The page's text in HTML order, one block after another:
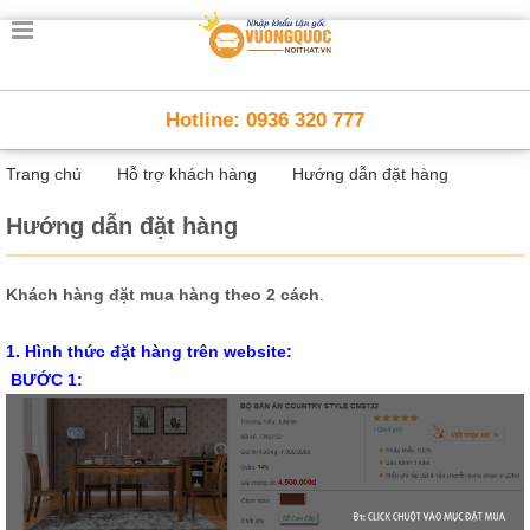
Trang
Thông
Minh
thất
thông
minh
Nội
Trẻ
Em
Giường
học, tủ
sách
Nội
Hotline: 0936 320 777
Trang chủ Hỗ trợ khách hàng Hướng dẫn đặt hàng
Hướng dẫn đặt hàng
Khách hàng đặt mua hàng theo 2 cách
1. Hình thức đặt hàng trên website:
BƯỚC 1: